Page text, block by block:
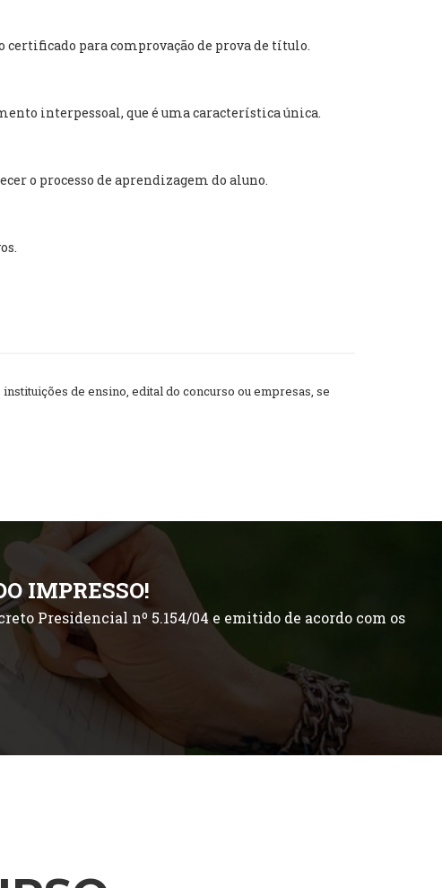
certificado para comprovação de prova de título.
interpessoal, que é uma característica única.
o processo de aprendizagem do aluno.
de ensino, edital do concurso ou empresas, se
IMPRESSO!
Presidencial nº 5.154/04 e emitido de acordo com os